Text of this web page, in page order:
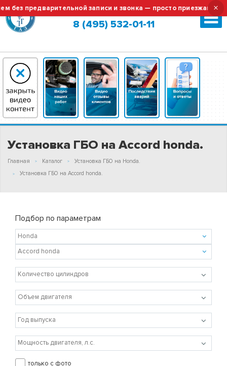
записи и звонка — просто приезжайте! ×
Москва (сменить город?)
8 (495) 532-01-11
Установка ГБО на Accord honda.
Главная Каталог
Установка ГБО на Honda.
Установка ГБО на Accord honda.
Подбор по параметрам
только с фото